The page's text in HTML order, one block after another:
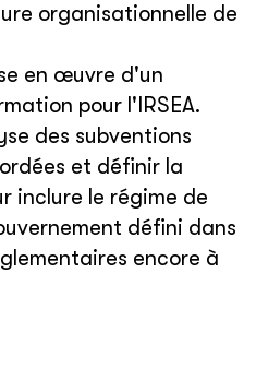
organisationnelle de
en œuvre d'un
pour l'IRSEA.
des subventions
et définir la
inclure le régime de
défini dans
encore à